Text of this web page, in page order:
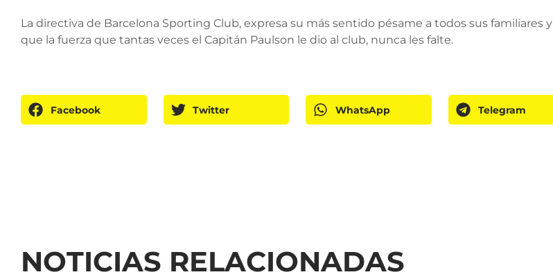
La directiva de Barcelona Sporting Club, expresa su más sentido pésame a todos sus familiares y
que la fuerza que tantas veces el Capitán Paulson le dio al club, nunca les falte.
Facebook Twitter WhatsApp Telegram
NOTICIAS RELACIONADAS